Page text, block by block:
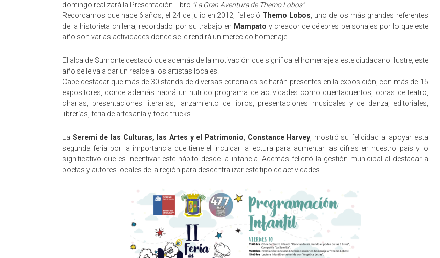
domingo realizará la Presentación Libro “La Gran Aventura de Themo Lobos”.
Recordamos que hace 6 años, el 24 de julio en 2012, falleció Themo Lobos , uno de los más grandes referentes
de la historieta chilena, recordado por su trabajo en Mampato y creador de célebres personajes por lo que este
año son varias actividades donde se le rendirá un merecido homenaje.
El alcalde Sumonte destacó que además de la motivación que significa el homenaje a este ciudadano ilustre, este
año se le va a dar un realce a los artistas locales.
Cabe destacar que más de 30 stands de diversas editoriales se harán presentes en la exposición, con más de 15
expositores, donde además habrá un nutrido programa de actividades como cuentacuentos, obras de teatro,
charlas, presentaciones literarias, lanzamiento de libros, presentaciones musicales y de danza, editoriales,
librerías, feria de artesanía y food trucks.
La Seremi de las Culturas, las Artes y el Patrimonio Constance Harvey , mostró su felicidad al apoyar esta
segunda feria por la importancia que tiene el inculcar la lectura para aumentar las cifras en nuestro país y lo
significativo que es incentivar este hábito desde la infancia. Además felicitó la gestión municipal al destacar a
poetas y autores locales de la región para descentralizar este tipo de actividades.